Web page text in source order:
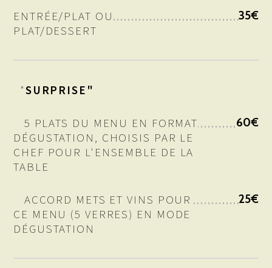
ENTRÉE/PLAT OU
PLAT/DESSERT
35€
"SURPRISE"
5 PLATS DU MENU EN FORMAT
DÉGUSTATION, CHOISIS PAR LE
CHEF POUR L'ENSEMBLE DE LA
TABLE
60€
ACCORD METS ET VINS POUR
CE MENU (5 VERRES) EN MODE
DÉGUSTATION
25€